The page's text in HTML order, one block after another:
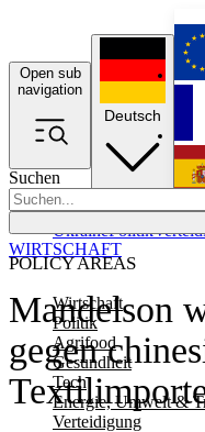
Open sub
navigation
Suchen
POLICY AREAS
Wirtschaft
Politik
Agrifood
Gesundheit
Tech
Energie, Umwelt &
Verteidigung
UkrainePolitik
Deutsch
Mandelson
gegen
WIRTSCHAFT